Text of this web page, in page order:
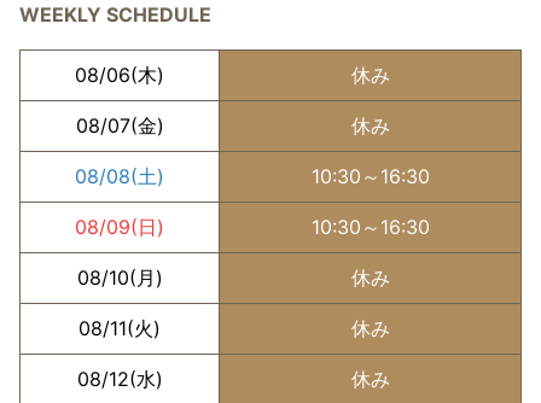
WEEKLY SCHEDULE
08/06(木)
08/07(金)
08/08(土)
08/09(日)
08/10(月)
08/11(火)
08/12(水)
休み
休み
10:30～16:30
10:30～16:30
休み
休み
休み